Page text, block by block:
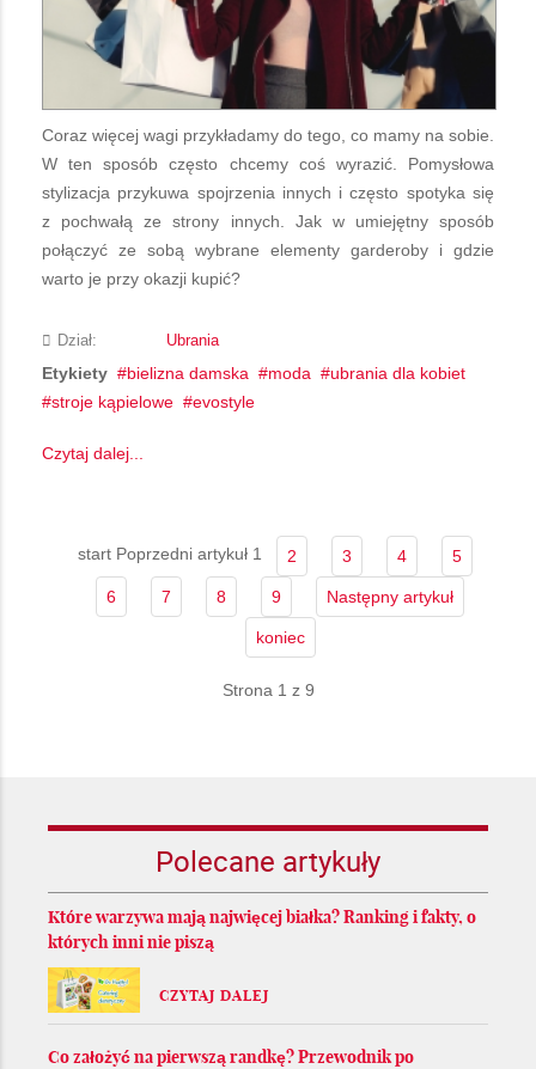
Coraz więcej wagi przykładamy do tego, co mamy na sobie.
W ten sposób często chcemy coś wyrazić. Pomysłowa
stylizacja przykuwa spojrzenia innych i często spotyka się
z pochwałą ze strony innych. Jak w umiejętny sposób
połączyć ze sobą wybrane elementy garderoby i gdzie
warto je przy okazji kupić?
Dział: Ubrania
Etykiety bielizna damska moda
ubrania dla kobiet
stroje kąpielowe
evostyle
Czytaj dalej...
start Poprzedni artykuł 1 2 3 4 5
6 7 8 9 Następny artykuł
koniec
Strona 1 z 9
Polecane artykuły
Które warzywa mają najwięcej białka? Ranking i fakty, o
których inni nie piszą
CZYTAJ DALEJ
Co założyć na pierwszą randkę? Przewodnik po